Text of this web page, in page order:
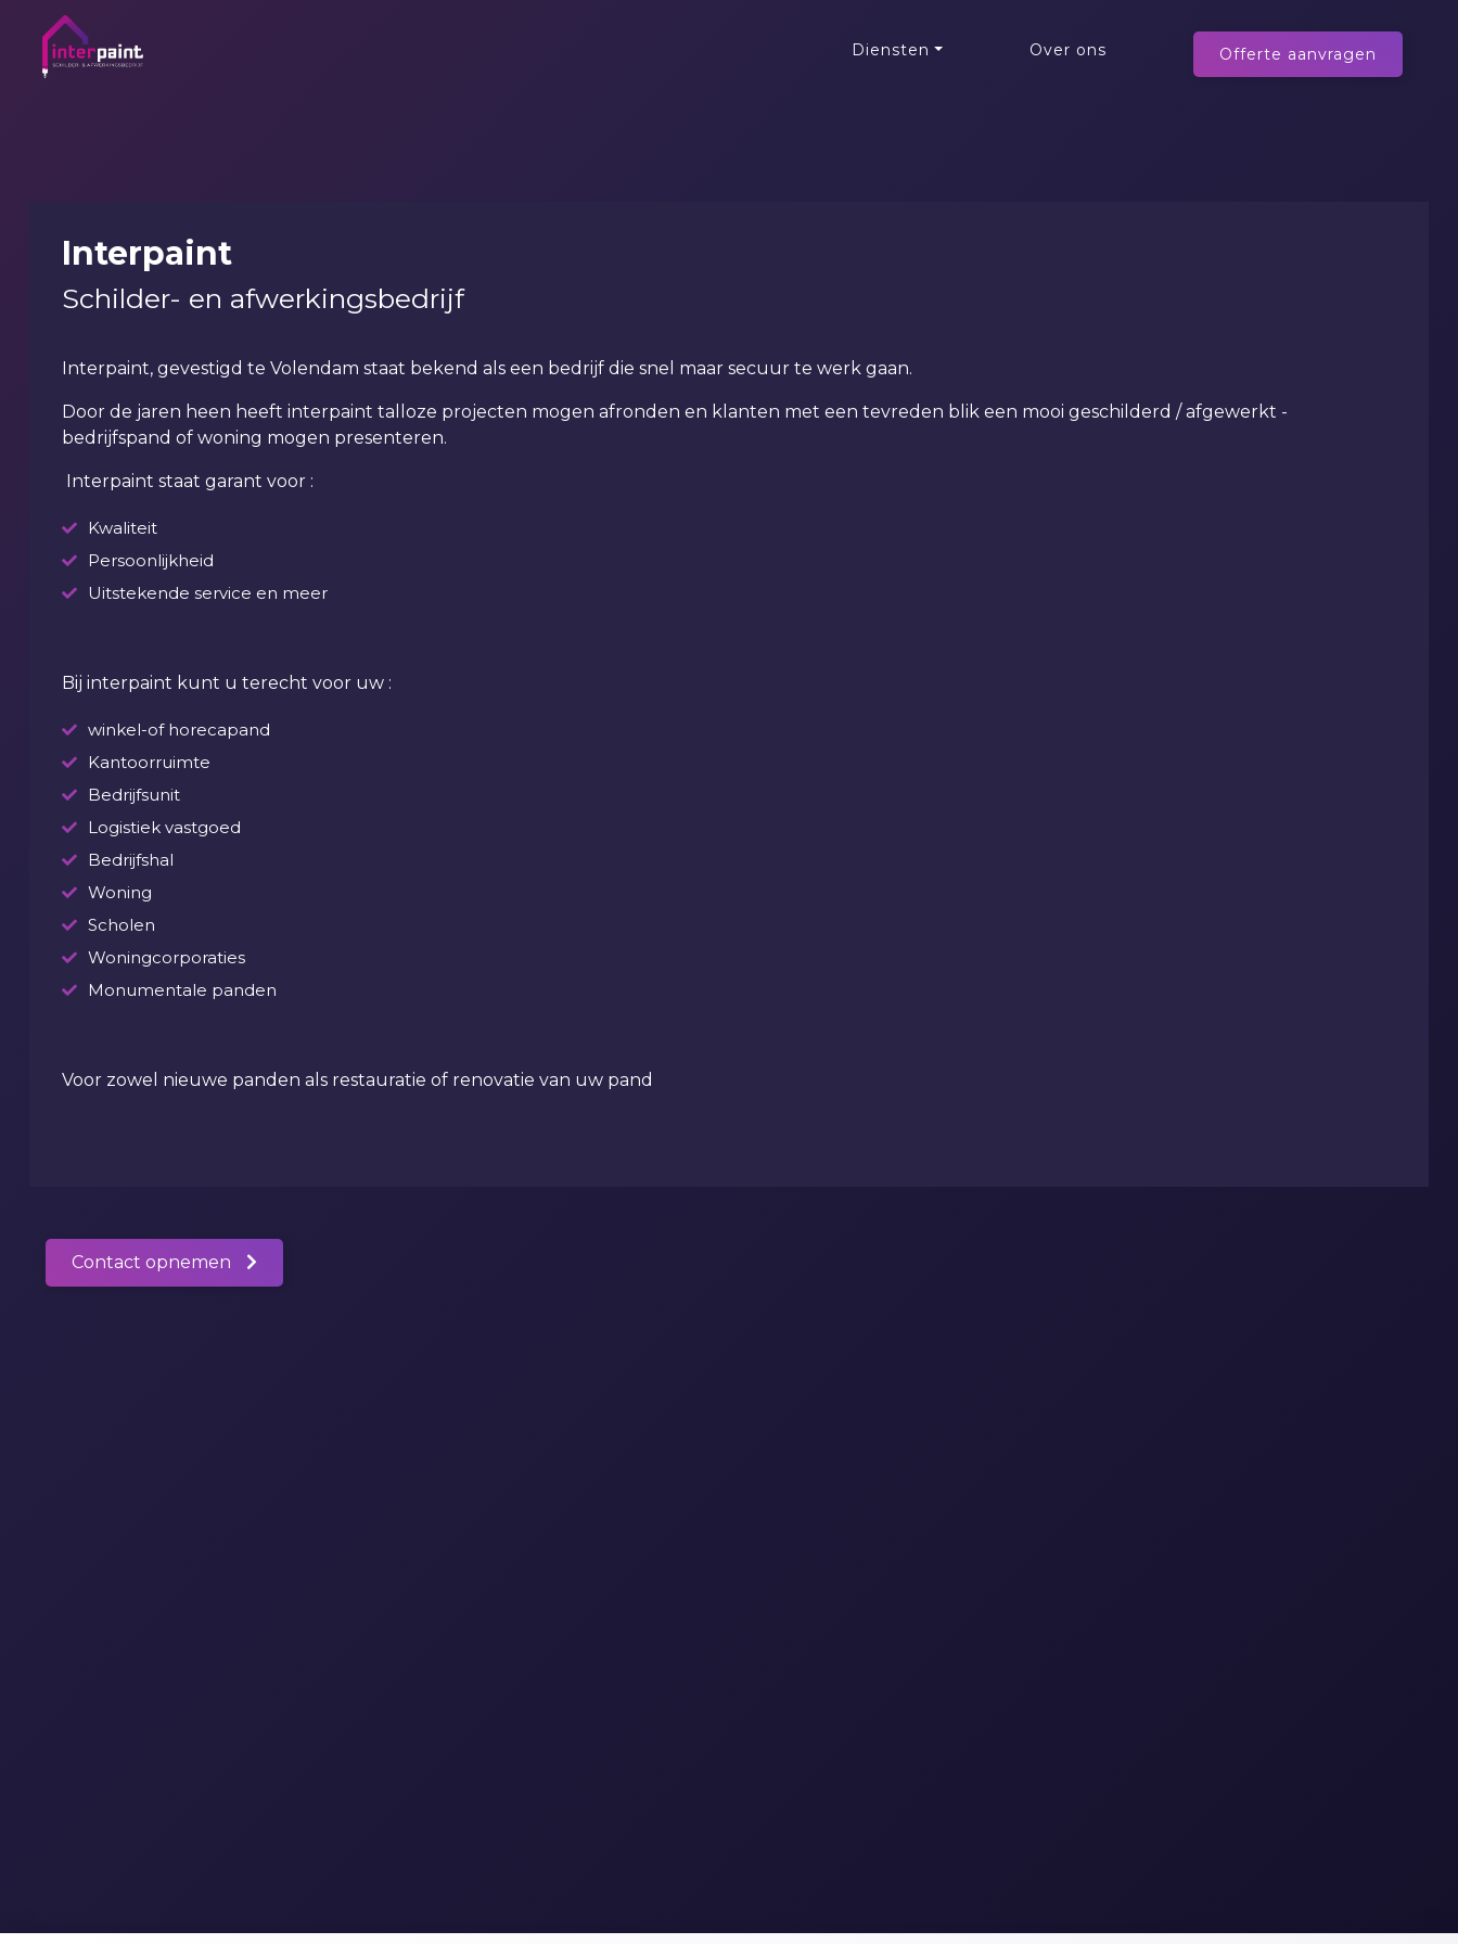
Diensten Over ons Offerte aanvragen
Interpaint
Schilder- en afwerkingsbedrijf
Interpaint, gevestigd te Volendam staat bekend als een bedrijf die snel maar secuur te werk gaan.
Door de jaren heen heeft interpaint talloze projecten mogen afronden en klanten met een tevreden blik een mooi geschilderd / afgewerkt -
bedrijfspand of woning mogen presenteren.
Interpaint staat garant voor :
Kwaliteit
Persoonlijkheid
Uitstekende service en meer
Bij interpaint kunt u terecht voor uw :
winkel-of horecapand
Kantoorruimte
Bedrijfsunit
Logistiek vastgoed
Bedrijfshal
Woning
Scholen
Woningcorporaties
Monumentale panden
Voor zowel nieuwe panden als restauratie of renovatie van uw pand
Contact opnemen